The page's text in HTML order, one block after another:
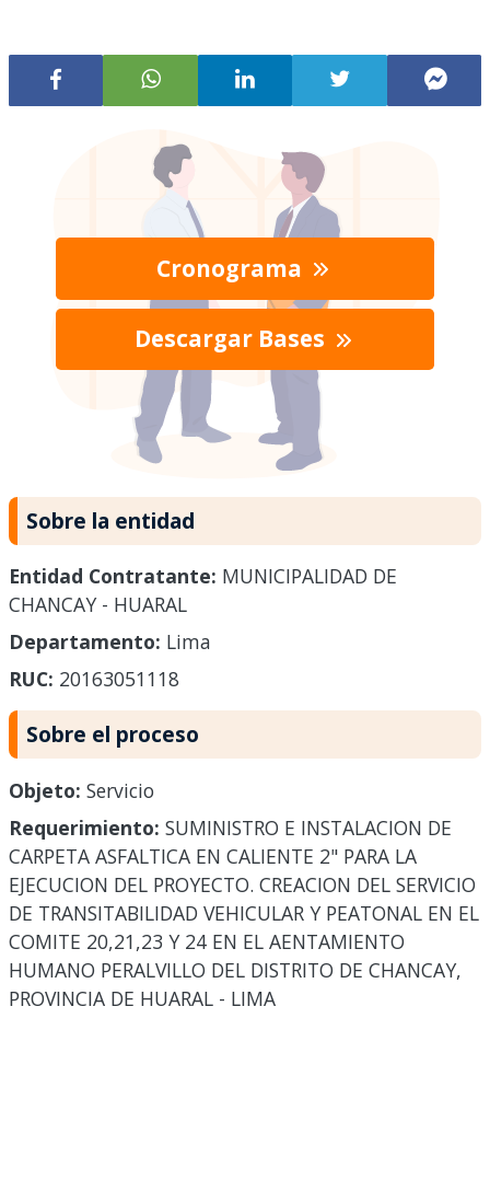
Cronograma
Descargar Bases
Sobre la entidad
Entidad Contratante: MUNICIPALIDAD DE
CHANCAY - HUARAL
Departamento: Lima
RUC: 20163051118
Sobre el proceso
Objeto: Servicio
Requerimiento: SUMINISTRO E INSTALACION DE
CARPETA ASFALTICA EN CALIENTE 2" PARA LA
EJECUCION DEL PROYECTO. CREACION DEL SERVICIO
DE TRANSITABILIDAD VEHICULAR Y PEATONAL EN EL
COMITE 20,21,23 Y 24 EN EL AENTAMIENTO
HUMANO PERALVILLO DEL DISTRITO DE CHANCAY,
PROVINCIA DE HUARAL - LIMA